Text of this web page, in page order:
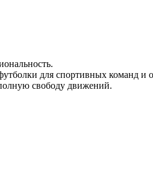
для спортивных команд и
свободу движений.